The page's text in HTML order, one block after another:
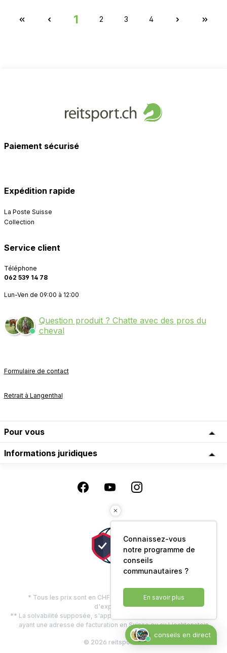
1 2 3 4
Paiement sécurisé
Expédition rapide
La Poste Suisse
Collection
Service client
Téléphone
062 539 14 78
Lun-Ven de 09:00 à 12:00
Question produit ? Chatte avec des pros du
cheval
Formulaire de contact
Retrait à Langenthal
Pour vous
Informations juridiques
* Tous les prix sont en CHF, TVA comprise, plus les frais
d'expédition
** La solvabilité supposée, s'applique uniquement aux clients privés
ayant une adresse de facturation en Suisse ou au Liechtenstein
© 2026 reitsport.ch
Connaissez-vous
notre programme de
conseils
communautaires ?
En savoir plus
conseils en direct